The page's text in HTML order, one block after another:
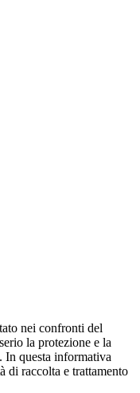
nei confronti del
la protezione e la
In questa informativa
di raccolta e trattamento